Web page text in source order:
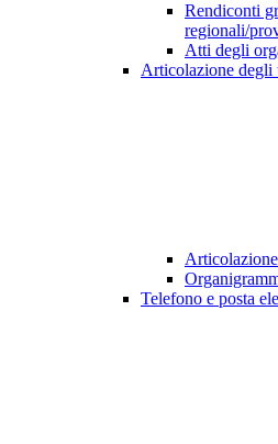
Rendiconti
regionali/
Atti degli
Articolazione degli
Telefono e posta